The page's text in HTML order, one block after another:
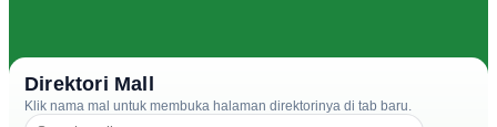
Direktori Mall
Klik nama mal untuk membuka halaman direktorinya di tab baru.